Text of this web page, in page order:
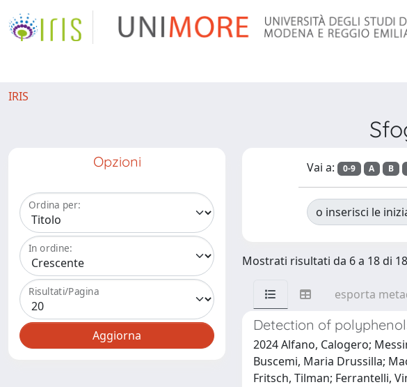
IRIS
Opzioni
Ordina per:
In ordine:
Risultati/Pagina
Vai a: 0-9 A B
o inserisci le
Mostrati risultati da 6 a 18 di 18
esporta
Detection of
2024 Alfano, Calogero;
Buscemi, Maria Drussilla;
Fritsch, Tilman; Ferrantelli,